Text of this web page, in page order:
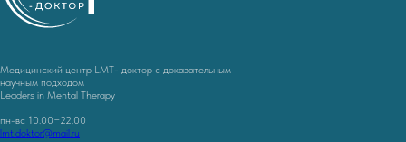
Медицинский центр LMT- доктор с доказательным
научным подходом
Leaders in Mental Therapy
пн-вс 10.00−22.00
lmt.doktor@mail.ru